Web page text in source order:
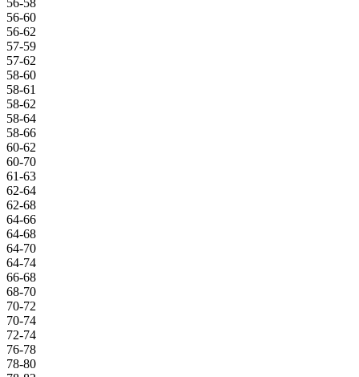
56-60
56-62
57-59
57-62
58-60
58-61
58-62
58-64
58-66
60-62
60-70
61-63
62-64
62-68
64-66
64-68
64-70
64-74
66-68
68-70
70-72
70-74
72-74
76-78
78-80